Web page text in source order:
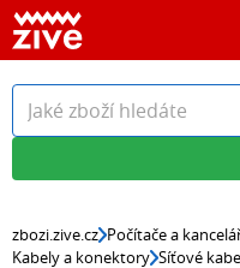
zbozi.zive.cz Počítače a
Kabely a konektory Síťové